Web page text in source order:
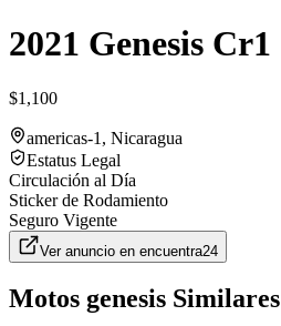
2021 Genesis Cr1
$1,100
americas-1 , Nicaragua
Estatus Legal
Circulación al Día
Sticker de Rodamiento
Seguro Vigente
Ver anuncio en encuentra24
Motos genesis Similares